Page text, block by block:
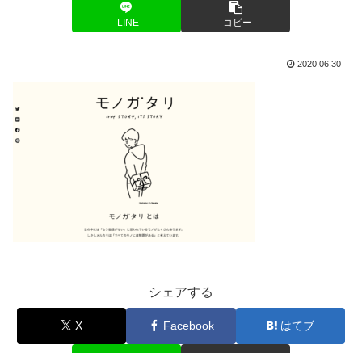
LINE コピー
2020.06.30
シェアする
X Facebook はてブ